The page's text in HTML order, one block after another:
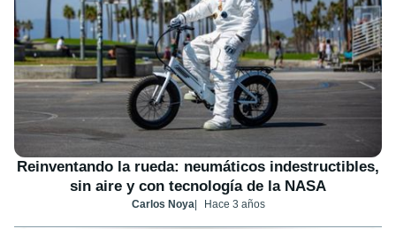
Reinventando la rueda: neumáticos indestructibles,
sin aire y con tecnología de la NASA
Carlos Noya Hace 3 años